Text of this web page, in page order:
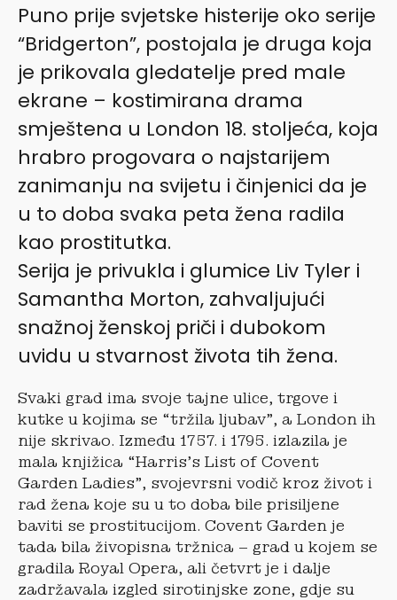
Puno prije svjetske histerije oko serije
“Bridgerton”, postojala je druga koja
je prikovala gledatelje pred male
ekrane – kostimirana drama
smještena u London 18. stoljeća, koja
hrabro progovara o najstarijem
zanimanju na svijetu i činjenici da je
u to doba svaka peta žena radila
kao prostitutka.
Serija je privukla i glumice Liv Tyler i
Samantha Morton, zahvaljujući
snažnoj ženskoj priči i dubokom
uvidu u stvarnost života tih žena.
Svaki grad ima svoje tajne ulice, trgove i
kutke u kojima se “tržila ljubav”, a London ih
nije skrivao. Između 1757. i 1795. izlazila je
mala knjižica “Harris’s List of Covent
Garden Ladies”, svojevrsni vodič kroz život i
rad žena koje su u to doba bile prisiljene
baviti se prostitucijom. Covent Garden je
tada bila živopisna tržnica – grad u kojem se
gradila Royal Opera, ali četvrt je i dalje
zadržavala izgled sirotinjske zone, gdje su